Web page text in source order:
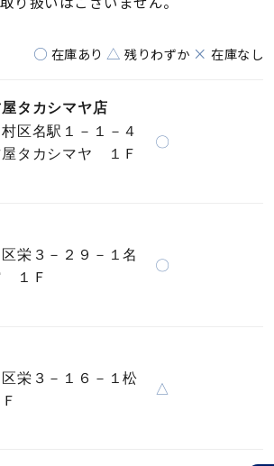
○ 在庫あり △ 残りわずか × 在庫なし
タカシマヤ店
区名駅１－１－４
タカシマヤ １Ｆ
〇
栄３－２９－１名
１Ｆ
〇
栄３－１６－１松
△